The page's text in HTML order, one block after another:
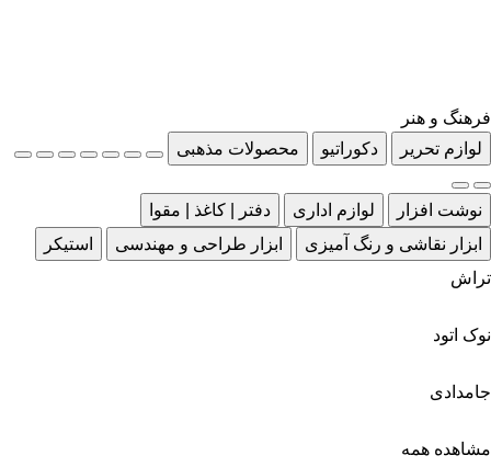
فرهنگ و هنر
لوازم تحریر
دکوراتیو محصولات مذهبی
نوشت افزار لوازم اداری
دفتر | کاغذ | مقوا
ابزار نقاشی و رنگ آمیزی
ابزار طراحی و مهندسی
استیکر
تراش
نوک اتود
جامدادی
مشاهده همه